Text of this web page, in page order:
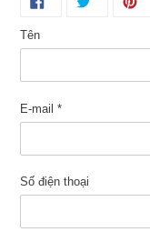
Tên
E-mail *
Số điện thoại